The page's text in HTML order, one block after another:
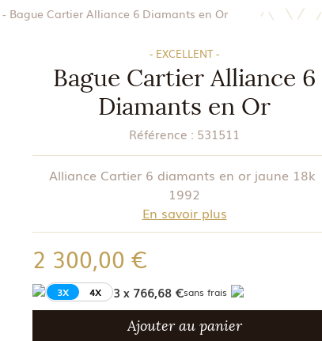
Bague Cartier Alliance 6 Diamants en Or
- EXCELLENT -
Bague Cartier Alliance 6
Diamants en Or
Référence : 531511
Alliance Cartier 6 diamants en or jaune 18k
1992
En savoir plus
2 300,00 €
3X 4X 3 x 766,68 €sans frais
Ajouter au panier